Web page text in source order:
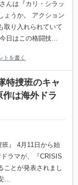
んは『カリ・シラッ
ょうか。 アクション
取り入れられていて
日はこの格闘技…
トを書く
特捜班のキャ
は海外ドラ
班』 4月11日から始
ラマが、『CRISIS
ことが発表されまし
…